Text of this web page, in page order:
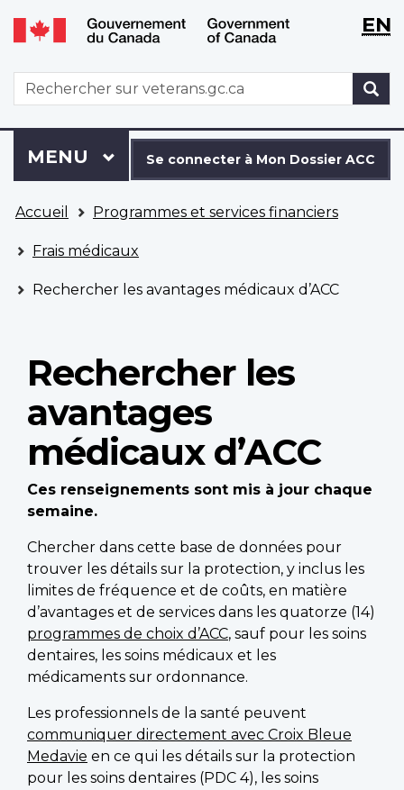
Aller
au
principal
Passer
à
version
HTML
simplifiée
WxT
WxTEN
WxT
Search
form
connecter
à
Dossier
ACC
Se connecter à Mon Dossier ACC
Menu
MENU PRINCIPAL
êtes
ici
Accueil Programmes et services financiers
Frais médicaux
Rechercher les avantages médicaux d’ACC
Rechercher les
avantages
médicaux d’ACC
Ces renseignements sont mis à jour chaque
semaine.
Chercher dans cette base de données pour
trouver les détails sur la protection, y inclus les
limites de fréquence et de coûts, en matière
d’avantages et de services dans les quatorze (14)
programmes de choix d’ACC, sauf pour les soins
dentaires, les soins médicaux et les
médicaments sur ordonnance.
Les professionnels de la santé peuvent
communiquer directement avec Croix Bleue
Medavie en ce qui les détails sur la protection
pour les soins dentaires (PDC 4), les soins